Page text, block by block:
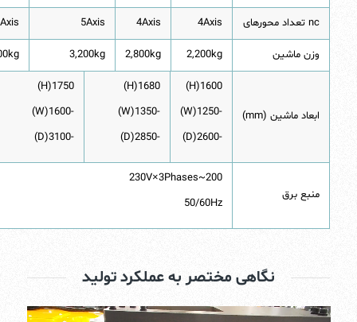
nc تعداد محورهای 4Axis
4Axis
5Axis
وزن ماشین 2,200kg
2,800kg
3,200kg
ابعاد ماشین (mm)
1600(H)
-1250(W)
-2600(D)
1680(H)
-1350(W)
-2850(D)
1750(H)
-1600(W)
-3100(D)
منبع برق
200~230V×3Phases
50/60Hz
نگاهی مختصر به عملکرد تولید